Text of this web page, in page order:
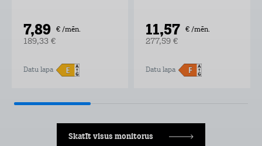
7,89 € /mēn.
189,33 €
Datu lapa
11,57 € /mēn.
277,59 €
Datu lapa
Skatīt visus monitorus